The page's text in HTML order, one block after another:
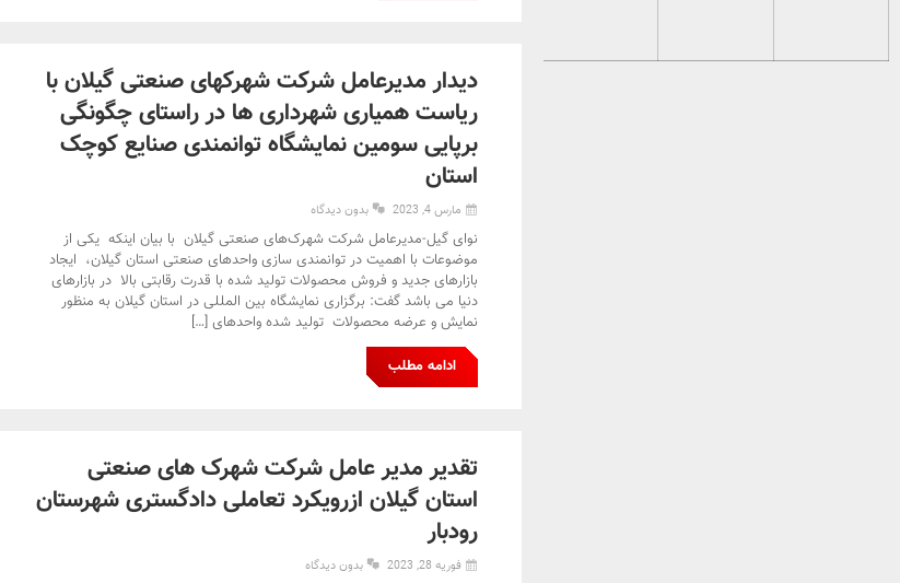
دیدار مدیرعامل شرکت شهرکهای صنعتی گیلان با
ریاست همیاری شهرداری ها در راستای چگونگی
برپایی سومین نمایشگاه توانمندی صنایع کوچک
استان
مارس 4, 2023 بدون دیدگاه
نوای گیل-مدیرعامل شرکت شهرک‌های صنعتی گیلان با بیان اینکه یکی از
موضوعات با اهمیت در توانمندی سازی واحدهای صنعتی استان گیلان، ایجاد
بازارهای جدید و فروش محصولات تولید شده با قدرت رقابتی بالا در بازارهای
دنیا می باشد گفت: برگزاری نمایشگاه بین المللی در استان گیلان به منظور
نمایش و عرضه محصولات تولید شده واحدهای […]
ادامه مطلب
تقدیر مدیر عامل شرکت شهرک های صنعتی
استان گیلان ازرویکرد تعاملی دادگستری شهرستان
رودبار
فوریه 28, 2023 بدون دیدگاه